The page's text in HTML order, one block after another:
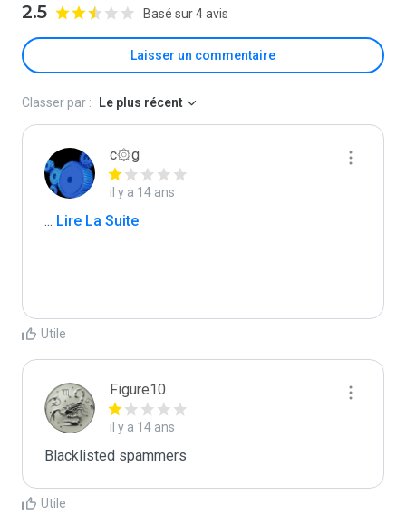
2.5 Basé sur 4 avis
Laisser un commentaire
Classer par : Le plus récent
c۞g
il y a 14 ans
... Lire La Suite
Utile
Figure10
il y a 14 ans
Blacklisted spammers
Utile